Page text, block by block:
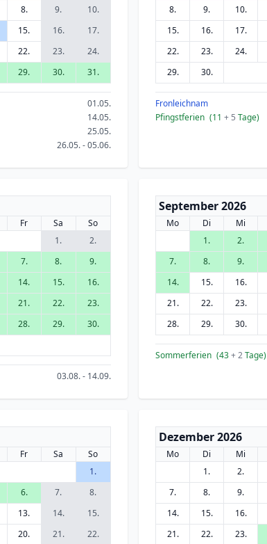
8. 9.
10.
15. 16.
17.
22. 23.
24.
29. 30. 31.
01.05.
14.05.
25.05.
26.05. - 05.06.
8.
9. 10.
15.
16. 17.
22.
23. 24.
29.
30.
Fronleichnam
Pfingstferien (11+ 5 Tage)
Fr Sa
So
1.
2.
7. 8.
9.
14. 15.
16.
21. 22.
23.
28. 29.
30.
03.08. - 14.09.
September 2026
Mo Di Mi
1.
2.
7.
8. 9.
14.
15. 16.
21.
22. 23.
28.
29. 30.
Sommerferien (43+ 2Tage)
Fr Sa
So
1.
6. 7.
8.
13. 14.
15.
20. 21.
22.
Dezember 2026
Mo Di Mi
1.
2.
7.
8. 9.
14.
15. 16.
21.
22. 23.